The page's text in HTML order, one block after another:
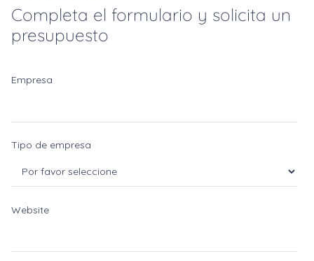
Completa el formulario y solicita un
presupuesto
Empresa
Tipo de empresa
Website